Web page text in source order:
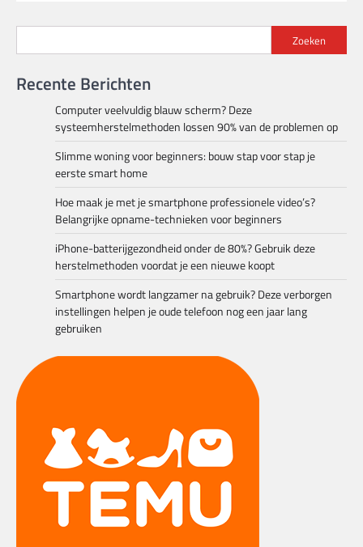
Zoeken
Recente Berichten
Computer veelvuldig blauw scherm? Deze
systeemherstelmethoden lossen 90% van de problemen op
Slimme woning voor beginners: bouw stap voor stap je
eerste smart home
Hoe maak je met je smartphone professionele video’s?
Belangrijke opname-technieken voor beginners
iPhone-batterijgezondheid onder de 80%? Gebruik deze
herstelmethoden voordat je een nieuwe koopt
Smartphone wordt langzamer na gebruik? Deze verborgen
instellingen helpen je oude telefoon nog een jaar lang
gebruiken